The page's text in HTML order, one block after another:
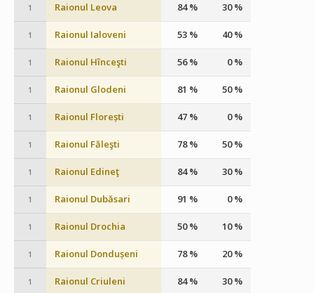
1 Raionul Leova 84 % 30 %
1 Raionul Ialoveni 53 % 40 %
1 Raionul Hînceşti 56 % 0 %
1 Raionul Glodeni 81 % 50 %
1 Raionul Florești 47 % 0 %
1 Raionul Făleşti 78 % 50 %
1 Raionul Edineţ 84 % 30 %
1 Raionul Dubăsari 91 % 0 %
1 Raionul Drochia 50 % 10 %
1 Raionul Dondușeni 78 % 20 %
1 Raionul Criuleni 84 % 30 %